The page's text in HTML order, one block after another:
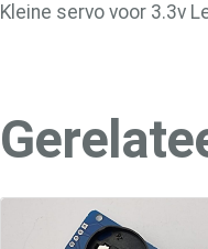
Kleine servo voor 3.3v